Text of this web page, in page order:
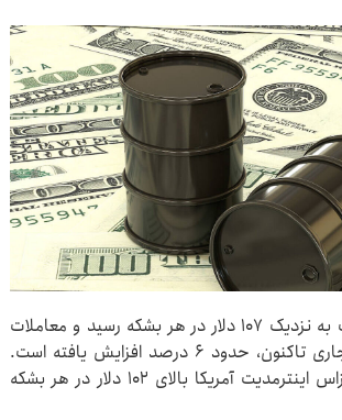
قیمت نفت خام برنت به نزدیک ۱۰۷ دلار در هر بشکه رسید و معاملات
آتی از ابتدای هفته جاری تاکنون، حدود ۶ درصد افزایش یافته است.
قیمت نفت وست تگزاس اینترمدیت آمریکا بالای ۱۰۲ دلار در هر بشکه